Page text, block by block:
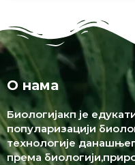
О нама
Биологијакп је
популаризацији
технологије
према